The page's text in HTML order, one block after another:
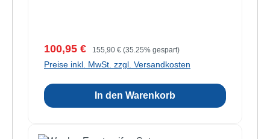
Verkaufspreis:
100,95 € Regulärer Preis:
155,90 € (35.25% gespart)
Preise inkl. MwSt. zzgl. Versandkosten
In den Warenkorb